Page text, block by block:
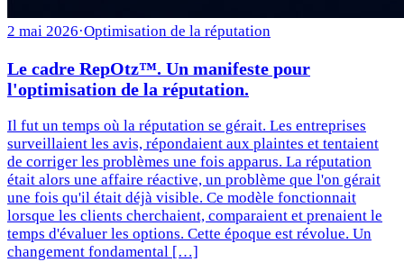
2 mai 2026·Optimisation de la réputation
Le cadre RepOtz™. Un manifeste pour
l'optimisation de la réputation.
Il fut un temps où la réputation se gérait. Les entreprises
surveillaient les avis, répondaient aux plaintes et tentaient
de corriger les problèmes une fois apparus. La réputation
était alors une affaire réactive, un problème que l'on gérait
une fois qu'il était déjà visible. Ce modèle fonctionnait
lorsque les clients cherchaient, comparaient et prenaient le
temps d'évaluer les options. Cette époque est révolue. Un
changement fondamental […]